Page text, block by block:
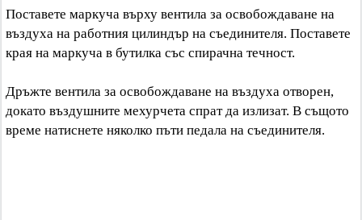
Поставете маркуча върху вентила за освобождаване на
въздуха на работния цилиндър на съединителя. Поставете
края на маркуча в бутилка със спирачна течност.
Дръжте вентила за освобождаване на въздуха отворен,
докато въздушните мехурчета спрат да излизат. В същото
време натиснете няколко пъти педала на съединителя.